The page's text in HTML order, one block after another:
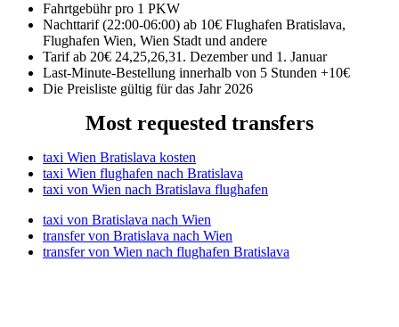
Fahrtgebühr pro 1 PKW
Nachttarif (22:00-06:00) ab 10€ Flughafen Bratislava,
Flughafen Wien, Wien Stadt und andere
Tarif ab 20€ 24,25,26,31. Dezember und 1. Januar
Last-Minute-Bestellung innerhalb von 5 Stunden +10€
Die Preisliste gültig für das Jahr 2026
Most requested transfers
taxi Wien Bratislava kosten
taxi Wien flughafen nach Bratislava
taxi von Wien nach Bratislava flughafen
taxi von Bratislava nach Wien
transfer von Bratislava nach Wien
transfer von Wien nach flughafen Bratislava